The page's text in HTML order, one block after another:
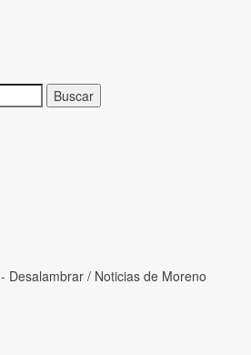
- Desalambrar / Noticias de Moreno